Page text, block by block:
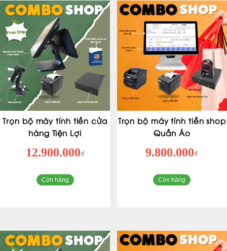
Trọn bộ máy tính tiền cửa
hàng Tiện Lợi
12.900.000₫
Còn hàng
Trọn bộ máy tính tiền shop
Quần Áo
9.800.000₫
Còn hàng